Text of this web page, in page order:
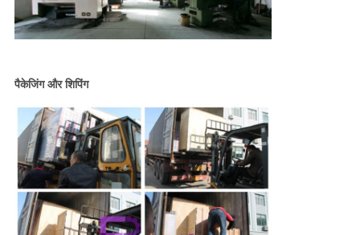
पैकेजिंग और शिपिंग